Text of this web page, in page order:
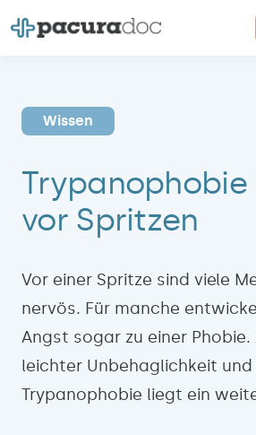
Inhalt
Für Einrichtungen
Magazin
Über uns
Kontakt
Wissen
vor Spritzen
Vor einer Spritze sind viele
nervös. Für manche
Angst sogar zu einer Phobie.
leichter Unbehaglichkeit
Trypanophobie liegt ein